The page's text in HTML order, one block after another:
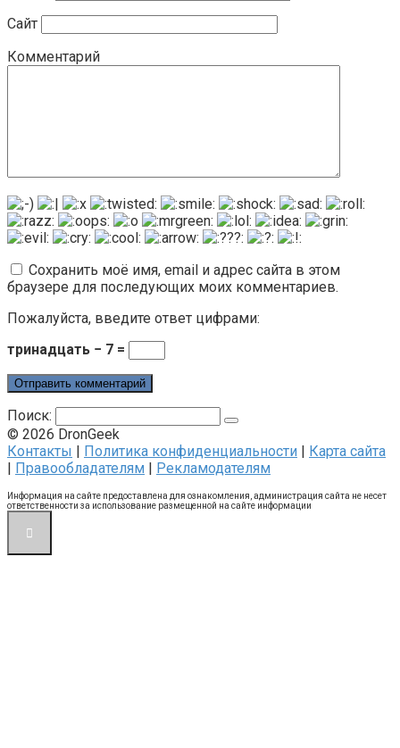
Сайт
Комментарий
Сохранить моё имя, email и адрес сайта в этом
браузере для последующих моих комментариев.
Пожалуйста, введите ответ цифрами:
тринадцать − 7 =
Поиск:
© 2026 DronGeek
Контакты | Политика конфиденциальности | Карта сайта
| Правообладателям | Рекламодателям
Информация на сайте предоставлена для ознакомления, администрация сайта не несет
ответственности за использование размещенной на сайте информации